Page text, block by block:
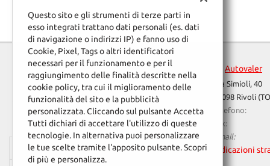
Ufficio Vendite
Autovaler
Via Simioli, 40
10098 Rivoli
Telefono:
Fax:
Email:
Indicazioni
Questo sito e gli strumenti di terze parti in
esso integrati trattano dati personali (es. dati
di navigazione o indirizzi IP) e fanno uso di
Cookie, Pixel, Tags o altri identificatori
necessari per il funzionamento e per il
raggiungimento delle finalità descritte nella
cookie policy, tra cui il miglioramento delle
funzionalità del sito e la pubblicità
personalizzata. Cliccando sul pulsante Accetta
Tutti dichiari di accettare l'utilizzo di queste
tecnologie. In alternativa puoi personalizzare
le tue scelte tramite l'apposito pulsante. Scopri
di più e personalizza.
Leggi